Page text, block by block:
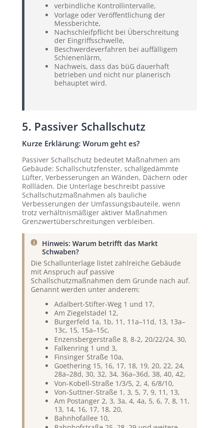
verbindliche Kontrollintervalle,
Vorlage oder Veröffentlichung der
Messberichte,
Nachschleifpflicht bei Überschreitung
der Eingriffsschwelle,
Beschwerdeverfahren bei auffälligem
Schienenlärm,
Nachweis, dass das büG dauerhaft
betrieben und nicht nur planerisch
behauptet wird.
5. Passiver Schallschutz
Kurze Erklärung: Worum geht es?
Passiver Schallschutz bedeutet Maßnahmen am
Gebäude: Schallschutzfenster, schallgedämmte
Lüfter, Verbesserungen an Wänden, Dächern oder
Rollläden. Die Unterlage beschreibt passive
Schallschutzmaßnahmen als bauliche
Verbesserungen der Umfassungsbauteile, wenn
trotz verhältnismäßiger aktiver Maßnahmen
Grenzwertüberschreitungen verbleiben.
Hinweis: Warum betrifft das Markt
Schwaben?
Die Schallunterlage listet zahlreiche Gebäude
mit Anspruch auf passive
Schallschutzmaßnahmen dem Grunde nach auf.
Genannt werden unter anderem:
Adalbert-Stifter-Weg 1 und 17,
Am Ziegelstadel 12,
Burgerfeld 1a, 1b, 11, 11a–11d, 13, 13a–
13c, 15, 15a–15c,
Enzensbergerstraße 8, 8-2, 20/22/24, 30,
Falkenring 1 und 3,
Finsinger Straße 10a,
Goethering 15, 16, 17, 18, 19, 20, 22, 24,
28a–28d, 30, 32, 34, 36a–36d, 38, 40, 42,
Von-Kobell-Straße 1/3/5, 2, 4, 6/8/10,
Von-Suttner-Straße 1, 3, 5, 7, 9, 11, 13,
Am Postanger 2, 3, 3a, 4, 4a, 5, 6, 7, 8, 11,
13, 14, 16, 17, 18, 20,
Bahnhofallee 10,